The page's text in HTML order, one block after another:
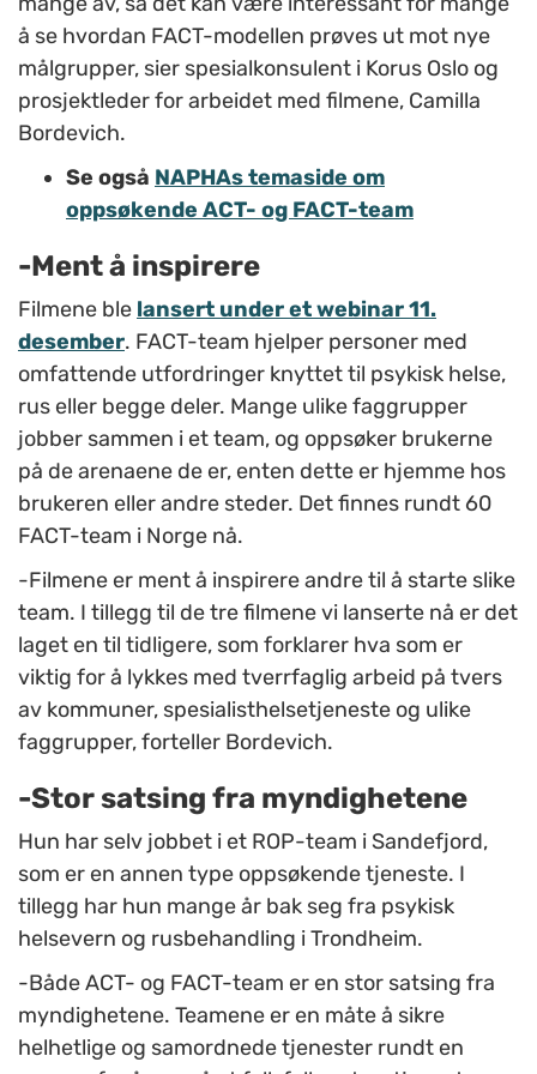
å se hvordan FACT-modellen prøves ut mot nye
målgrupper, sier spesialkonsulent i Korus Oslo og
prosjektleder for arbeidet med filmene, Camilla
Bordevich.
Se også NAPHAs temaside om
oppsøkende ACT- og FACT-team
-Ment å inspirere
Filmene ble lansert under et webinar 11.
desember. FACT-team hjelper personer med
omfattende utfordringer knyttet til psykisk helse,
rus eller begge deler. Mange ulike faggrupper
jobber sammen i et team, og oppsøker brukerne
på de arenaene de er, enten dette er hjemme hos
brukeren eller andre steder. Det finnes rundt 60
FACT-team i Norge nå.
-Filmene er ment å inspirere andre til å starte slike
team. I tillegg til de tre filmene vi lanserte nå er det
laget en til tidligere, som forklarer hva som er
viktig for å lykkes med tverrfaglig arbeid på tvers
av kommuner, spesialisthelsetjeneste og ulike
faggrupper, forteller Bordevich.
-Stor satsing fra myndighetene
Hun har selv jobbet i et ROP-team i Sandefjord,
som er en annen type oppsøkende tjeneste. I
tillegg har hun mange år bak seg fra psykisk
helsevern og rusbehandling i Trondheim.
-Både ACT- og FACT-team er en stor satsing fra
myndighetene. Teamene er en måte å sikre
helhetlige og samordnede tjenester rundt en